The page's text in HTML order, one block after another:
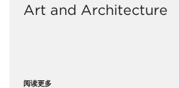
Art and Architecture
阅读更多